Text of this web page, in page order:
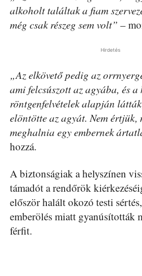
alkoholt találtak a fiam
még csak részeg sem volt” –
Hirdetés
„Az elkövető pedig az
ami felcsúszott az agyába, és
röntgenfelvételek alapján
elöntötte az agyát. Nem értjük,
meghalnia egy embernek
hozzá.
A biztonságiak a helyszínen
támadót a rendőrök
először halált okozó testi
emberölés miatt gyanúsították
férfit.